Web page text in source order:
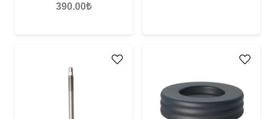
390.00₺